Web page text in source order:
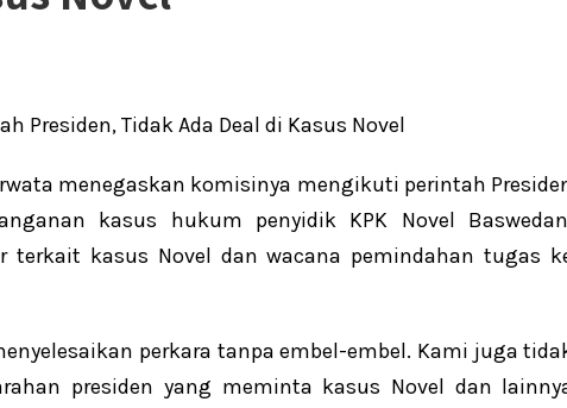
menegaskan komisinya mengikuti perintah
kasus hukum penyidik KPK Novel
terkait kasus Novel dan wacana pemindahan tugas
perkara tanpa embel-embel. Kami juga
presiden yang meminta kasus Novel dan